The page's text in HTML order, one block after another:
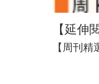
【延伸
【周刊